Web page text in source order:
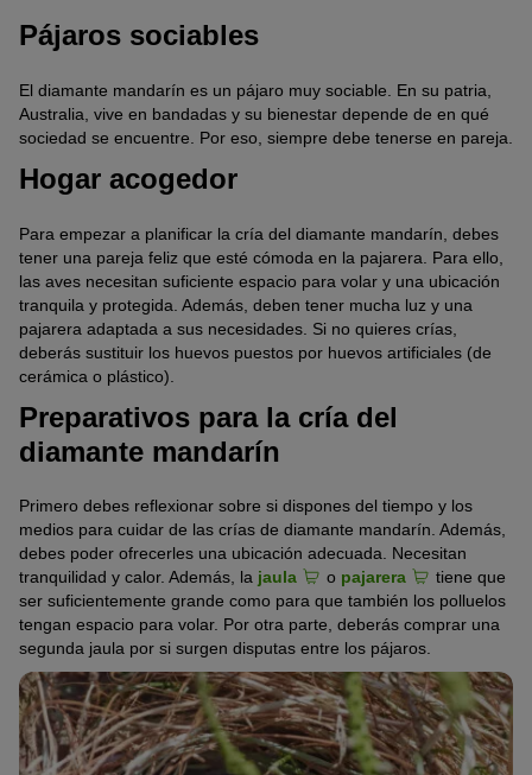
Pájaros sociables
El diamante mandarín es un pájaro muy sociable. En su patria,
Australia, vive en bandadas y su bienestar depende de en qué
sociedad se encuentre. Por eso, siempre debe tenerse en pareja.
Hogar acogedor
Para empezar a planificar la cría del diamante mandarín, debes
tener una pareja feliz que esté cómoda en la pajarera. Para ello,
las aves necesitan suficiente espacio para volar y una ubicación
tranquila y protegida. Además, deben tener mucha luz y una
pajarera adaptada a sus necesidades. Si no quieres crías,
deberás sustituir los huevos puestos por huevos artificiales (de
cerámica o plástico).
Preparativos para la cría del
diamante mandarín
Primero debes reflexionar sobre si dispones del tiempo y los
medios para cuidar de las crías de diamante mandarín. Además,
debes poder ofrecerles una ubicación adecuada. Necesitan
tranquilidad y calor. Además, la jaula o pajarera
tiene que
ser suficientemente grande como para que también los polluelos
tengan espacio para volar. Por otra parte, deberás comprar una
segunda jaula por si surgen disputas entre los pájaros.